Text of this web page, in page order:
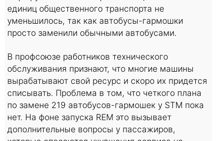
единиц общественного транспорта не
уменьшилось, так как автобусы-гармошки
просто заменили обычными автобусами.
В профсоюзе работников технического
обслуживания признают, что многие машины
вырабатывают свой ресурс и скоро их придется
списывать. Проблема в том, что четкого плана
по замене 219 автобусов-гармошек у STM пока
нет. На фоне запуска REM это вызывает
дополнительные вопросы у пассажиров,